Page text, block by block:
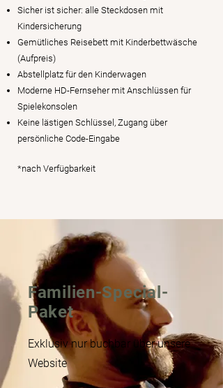
Sicher ist sicher: alle Steckdosen mit
Kindersicherung​
Gemütliches Reisebett mit Kinderbettwäsche
(Aufpreis)​
Abstellplatz für den Kinderwagen​
Moderne HD-Fernseher mit Anschlüssen für
Spielekonsolen​
Keine lästigen Schlüssel, Zugang über
persönliche Code-Eingabe​
*nach Verfügbarkeit
Familien-Special-
Paket
Exklusiv nur buchbar über unsere
Website​